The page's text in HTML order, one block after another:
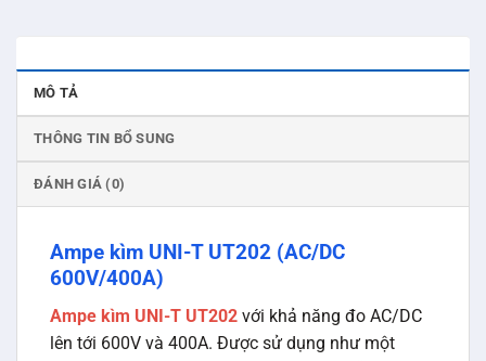
MÔ TẢ
THÔNG TIN BỔ SUNG
ĐÁNH GIÁ (0)
Ampe kìm UNI-T UT202 (AC/DC
600V/400A)
Ampe kìm UNI-T UT202 với khả năng đo AC/DC
lên tới 600V và 400A. Được sử dụng như một